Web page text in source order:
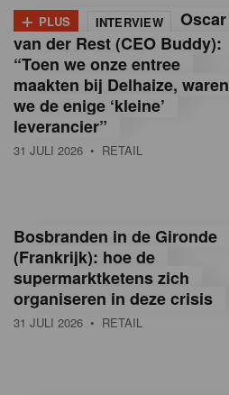
a
M
a
g
a
n
e
+ PLUS INTERVIEW
Oscar
van der Rest (CEO Buddy):
“Toen we onze entree
maakten bij Delhaize, waren
we de enige ‘kleine’
leverancier”
31 JULI 2026 • RETAIL
Bosbranden in de Gironde
(Frankrijk): hoe de
supermarktketens zich
organiseren in deze crisis
31 JULI 2026 • RETAIL